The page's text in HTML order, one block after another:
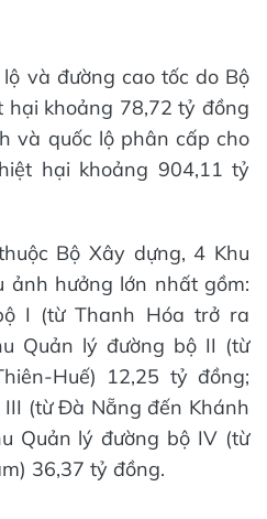
và đường cao tốc do Bộ
khoảng 78,72 tỷ đồng
và quốc lộ phân cấp cho
hại khoảng 904,11 tỷ
Bộ Xây dựng, 4 Khu
ảnh hưởng lớn nhất gồm:
I (từ Thanh Hóa trở ra
Quản lý đường bộ II (từ
Huế) 12,25 tỷ đồng;
(từ Đà Nẵng đến Khánh
Quản lý đường bộ IV (từ
36,37 tỷ đồng.